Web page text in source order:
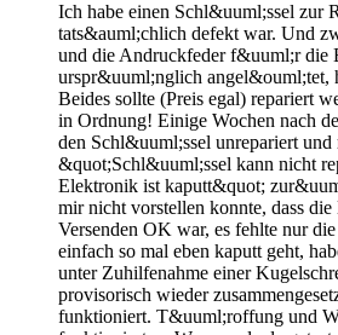
Ich habe einen Schl&uuml;ssel zur
tats&auml;chlich defekt war. Und
und die Andruckfeder f&uuml;r die
urspr&uuml;nglich angel&ouml;tet,
Beides sollte (Preis egal) repariert
in Ordnung! Einige Wochen nach
den Schl&uuml;ssel unrepariert
&quot;Schl&uuml;ssel kann nicht
Elektronik ist kaputt&quot;
mir nicht vorstellen konnte, dass
Versenden OK war, es fehlte nur
einfach so mal eben kaputt geht,
unter Zuhilfenahme einer
provisorisch wieder
funktioniert. T&uuml;roffung und